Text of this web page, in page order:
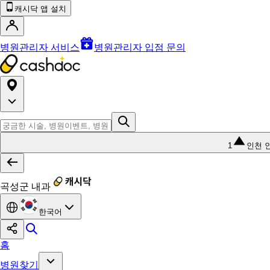
캐시닥 앱 설치
병원관리자 서비스 병원관리자 입점 문의
1 인천
곡성군 내과
한국어
홈
병원찾기